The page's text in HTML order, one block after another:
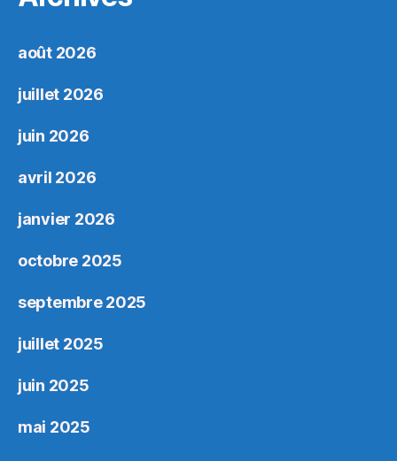
août 2026
juillet 2026
juin 2026
avril 2026
janvier 2026
octobre 2025
septembre 2025
juillet 2025
juin 2025
mai 2025